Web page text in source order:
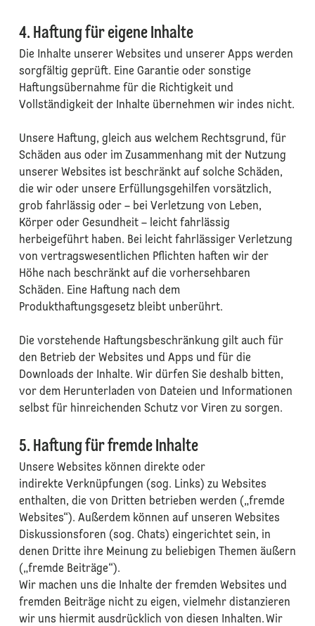
4. Haftung für eigene Inhalte
Die Inhalte unserer Websites und unserer Apps werden
sorgfältig geprüft. Eine Garantie oder sonstige
Haftungsübernahme für die Richtigkeit und
Vollständigkeit der Inhalte übernehmen wir indes nicht.
Unsere Haftung, gleich aus welchem Rechtsgrund, für
Schäden aus oder im Zusammenhang mit der Nutzung
unserer Websites ist beschränkt auf solche Schäden,
die wir oder unsere Erfüllungsgehilfen vorsätzlich,
grob fahrlässig oder – bei Verletzung von Leben,
Körper oder Gesundheit – leicht fahrlässig
herbeigeführt haben. Bei leicht fahrlässiger Verletzung
von vertragswesentlichen Pflichten haften wir der
Höhe nach beschränkt auf die vorhersehbaren
Schäden. Eine Haftung nach dem
Produkthaftungsgesetz bleibt unberührt.
Die vorstehende Haftungsbeschränkung gilt auch für
den Betrieb der Websites und Apps und für die
Downloads der Inhalte. Wir dürfen Sie deshalb bitten,
vor dem Herunterladen von Dateien und Informationen
selbst für hinreichenden Schutz vor Viren zu sorgen.
5. Haftung für fremde Inhalte
Unsere Websites können direkte oder
indirekte Verknüpfungen (sog. Links) zu Websites
enthalten, die von Dritten betrieben werden („fremde
Websites“). Außerdem können auf unseren Websites
Diskussionsforen (sog. Chats) eingerichtet sein, in
denen Dritte ihre Meinung zu beliebigen Themen äußern
(„fremde Beiträge“).
Wir machen uns die Inhalte der fremden Websites und
fremden Beiträge nicht zu eigen, vielmehr distanzieren
wir uns hiermit ausdrücklich von diesen Inhalten. Wir